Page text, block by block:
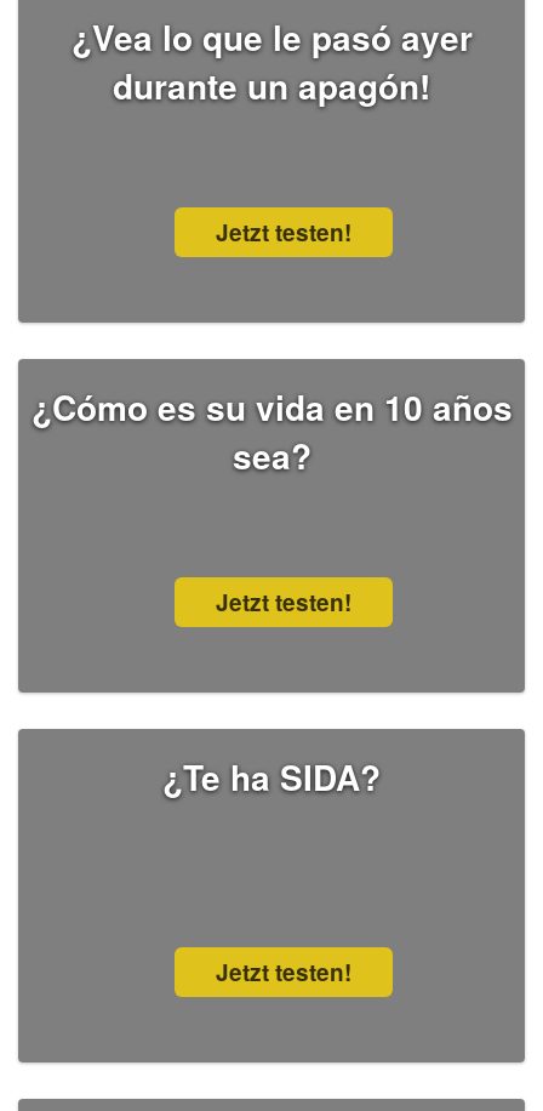
¿Vea lo que le pasó ayer
durante un apagón!
Jetzt testen!
¿Cómo es su vida en 10 años
sea?
Jetzt testen!
¿Te ha SIDA?
Jetzt testen!